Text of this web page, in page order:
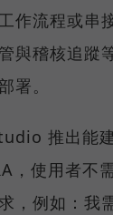
作流程或串
與稽核追蹤
署。
推出能
，使用者不
，例如：我